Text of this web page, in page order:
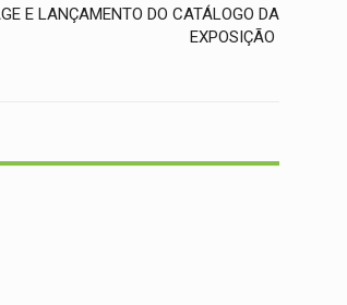
E LANÇAMENTO DO CATÁLOGO DA
EXPOSIÇÃO